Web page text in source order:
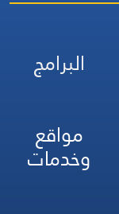
البرامج
مواقع
وخدمات